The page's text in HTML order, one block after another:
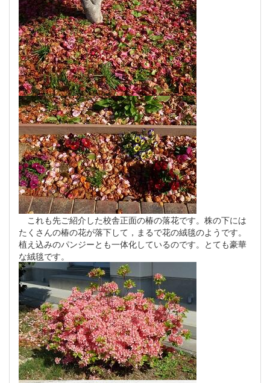
これも先ご紹介した校舎正面の椿の落花です。株の下には
たくさんの椿の花が落下して，まるで花の絨毯のようです。
植え込みのパンジーとも一体化しているのです。とても豪華
な絨毯です。